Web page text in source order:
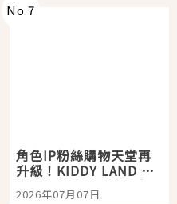
No.7
角色IP粉絲購物天堂再
升級！KIDDY LAND 原
宿店吉伊卡哇迎客，新
2026年07月07日